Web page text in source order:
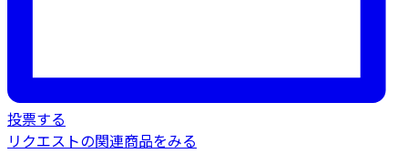
投票する
リクエストの関連商品をみる